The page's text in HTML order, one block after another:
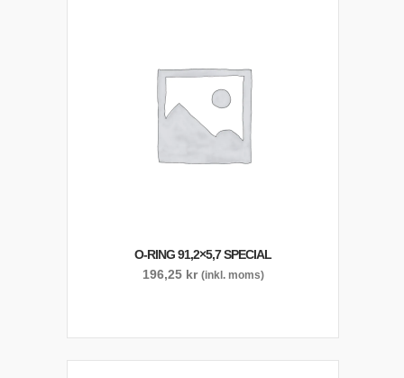
O-RING 91,2×5,7 SPECIAL
196,25 kr (inkl. moms)